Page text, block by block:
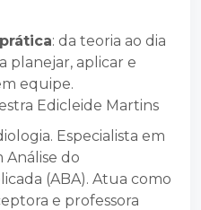
: da teoria ao dia
planejar, aplicar e
equipe.
Edicleide Martins
Especialista em
Análise do
(ABA). Atua como
e professora